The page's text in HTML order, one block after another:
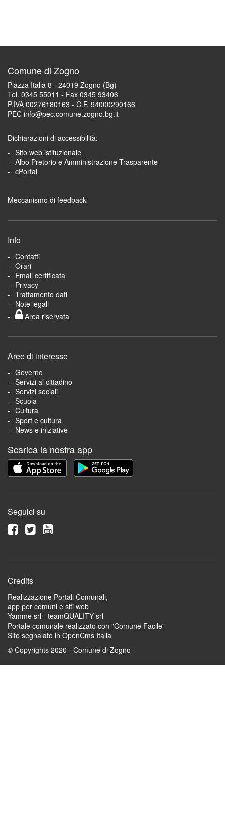
Comune di Zogno
Piazza Italia 8 - 24019 Zogno (Bg)
Tel. 0345 55011 - Fax 0345 93406
P.IVA 00276180163 - C.F. 94000290166
PEC info@pec.comune.zogno.bg.it
Dichiarazioni di accessibilità:
Sito web istituzionale
Albo Pretorio e Amministrazione Trasparente
cPortal
Meccanismo di feedback
Info
Contatti
Orari
Email certificata
Privacy
Trattamento dati
Note legali
Area riservata
Aree di interesse
Governo
Servizi al cittadino
Servizi sociali
Scuola
Cultura
Sport e cultura
News e iniziative
Scarica la nostra app
Seguici su
Credits
Realizzazione Portali Comunali,
app per comuni e siti web
Yamme srl - teamQUALITY srl
Portale comunale realizzato con "Comune Facile"
Sito segnalato in OpenCms Italia
© Copyrights 2020 - Comune di Zogno